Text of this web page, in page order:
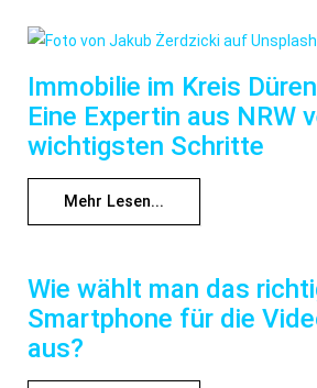
Immobilie im Kreis
Eine Expertin aus NRW
wichtigsten Schritte
Mehr Lesen...
Wie wählt man das
Smartphone für die
aus?